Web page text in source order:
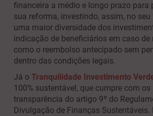
financeira a médio e longo prazo para
sua reforma, investindo, assim, no
uma maior diversidade dos
indicação de beneficiários em caso de
como o reembolso antecipado sem
dentro das condições legais.
Já o Tranquilidade Investimento
100% sustentável, que cumpre com
transparência do artigo 9º do
Divulgação de Finanças Sustentáveis.